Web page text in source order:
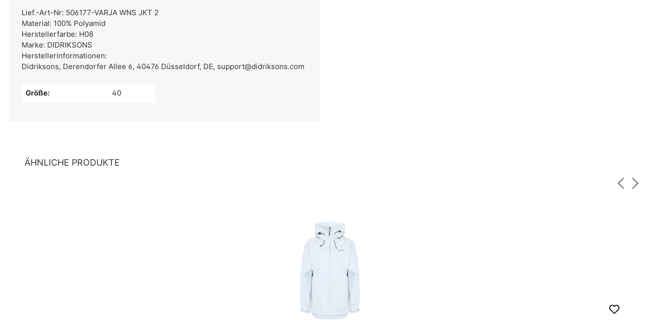
Lief.-Art-Nr: 506177-VARJA WNS JKT 2
Material: 100% Polyamid
Herstellerfarbe: H08
Marke: DIDRIKSONS
Herstellerinformationen:
Didriksons, Derendorfer Allee 6, 40476 Düsseldorf, DE, support@didriksons.com
Größe: 40
ÄHNLICHE PRODUKTE